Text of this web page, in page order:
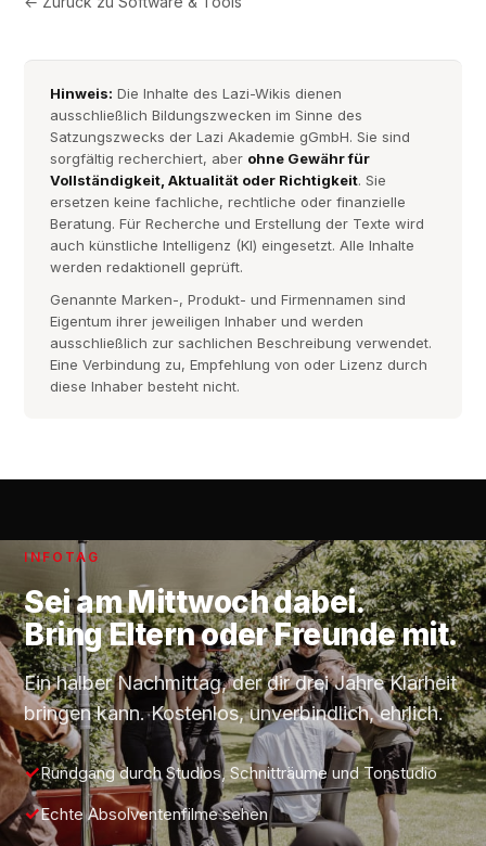
Hinweis: Die Inhalte des Lazi-Wikis dienen
ausschließlich Bildungszwecken im Sinne des
Satzungszwecks der Lazi Akademie gGmbH. Sie sind
sorgfältig recherchiert, aber ohne Gewähr für
Vollständigkeit, Aktualität oder Richtigkeit. Sie
ersetzen keine fachliche, rechtliche oder finanzielle
Beratung. Für Recherche und Erstellung der Texte wird
auch künstliche Intelligenz (KI) eingesetzt. Alle Inhalte
werden redaktionell geprüft.
Genannte Marken-, Produkt- und Firmennamen sind
Eigentum ihrer jeweiligen Inhaber und werden
ausschließlich zur sachlichen Beschreibung verwendet.
Eine Verbindung zu, Empfehlung von oder Lizenz durch
diese Inhaber besteht nicht.
INFOTAG
Sei amMittwochdabei.
Bring Eltern oder Freunde mit.
Ein halber Nachmittag, der dir drei Jahre Klarheit
bringen kann. Kostenlos, unverbindlich, ehrlich.
Rundgang durch Studios, Schnitträume und Tonstudio
Echte Absolventenfilme sehen